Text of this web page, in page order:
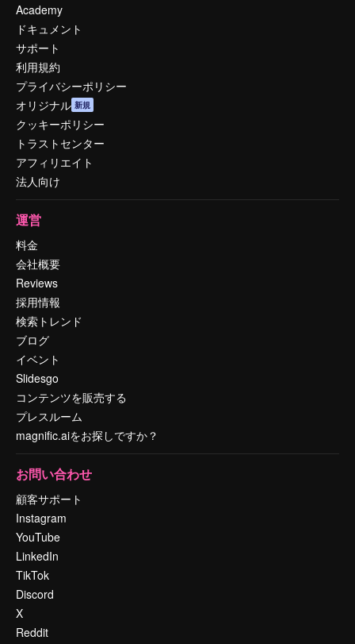
Academy
ドキュメント
サポート
利用規約
プライバシーポリシー
オリジナル 新規
クッキーポリシー
トラストセンター
アフィリエイト
法人向け
運営
料金
会社概要
Reviews
採用情報
検索トレンド
ブログ
イベント
Slidesgo
コンテンツを販売する
プレスルーム
magnific.aiをお探しですか？
お問い合わせ
顧客サポート
Instagram
YouTube
LinkedIn
TikTok
Discord
X
Reddit